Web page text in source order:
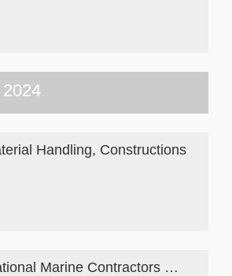
Handling, Constructions
Marine Contractors …